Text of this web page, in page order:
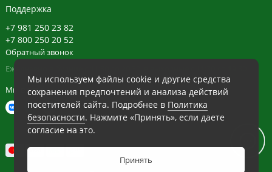
Мы используем файлы cookie и другие средства
сохранения предпочтений и анализа действий
посетителей сайта. Подробнее в Политика
безопасности. Нажмите «Принять», если даете
согласие на это.
Принять
Поддержка
+7 981 250 23 82
+7 800 250 20 52
Обратный звонок
Ежедневно в будние с 11:30 до 20:30, в выходные с 11:30 до 19:30
Мы в сети